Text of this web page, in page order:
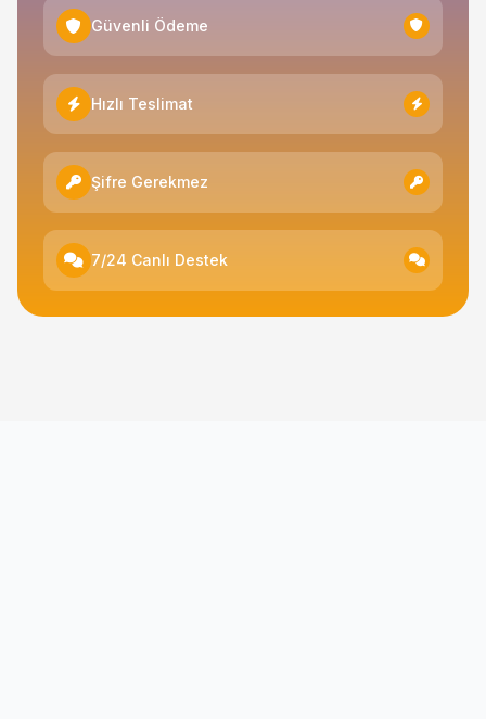
Güvenli Ödeme
Hızlı Teslimat
Şifre Gerekmez
7/24 Canlı Destek